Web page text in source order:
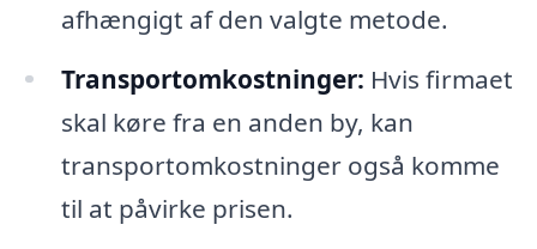
afhængigt af den valgte metode.
Transportomkostninger: Hvis firmaet
skal køre fra en anden by, kan
transportomkostninger også komme
til at påvirke prisen.